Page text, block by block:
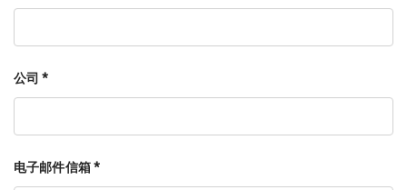
公司 *
电子邮件信箱 *